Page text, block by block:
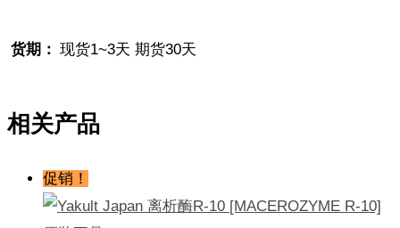
货期： 现货1~3天 期货30天
相关产品
促销！